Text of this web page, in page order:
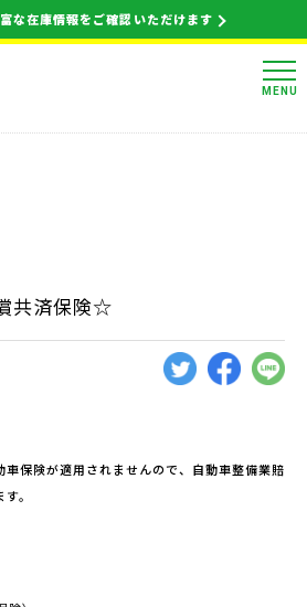
な在庫情報をご確認いただけます
MENU
共済保険☆
保険が適用されませんので、自動車整備業賠
。